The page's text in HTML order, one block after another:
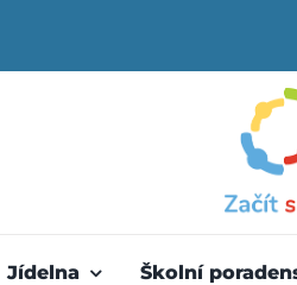
Jídelna Školní